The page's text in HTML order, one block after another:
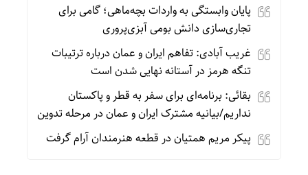
پایان وابستگی به واردات بچه‌ماهی؛ گامی برای
تجاری‌سازی دانش بومی آبزی‌پروری
غریب آبادی: تفاهم ایران و عمان درباره ترتیبات
تنگه هرمز در آستانه نهایی شدن است
بقائی: برنامه‌ای برای سفر به قطر و پاکستان
نداریم/بیانیه مشترک ایران و عمان در مرحله تدوین
پیکر مریم همتیان در قطعه هنرمندان آرام گرفت